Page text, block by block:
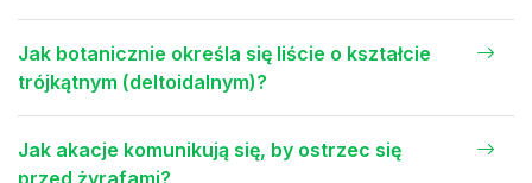
Jak botanicznie określa się liście o kształcie
trójkątnym (deltoidalnym)?
Jak akacje komunikują się, by ostrzec się
przed żyrafami?